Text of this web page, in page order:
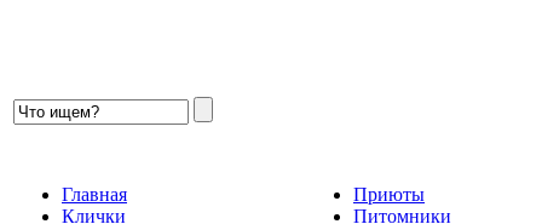
Главная
Клички
Приюты
Питомники